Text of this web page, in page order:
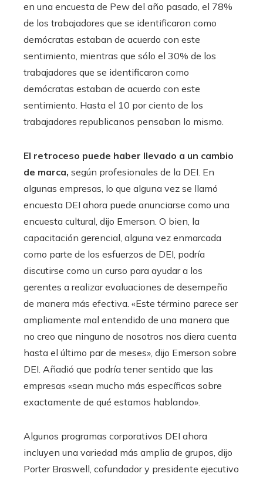
en una encuesta de Pew del año pasado, el 78%
de los trabajadores que se identificaron como
demócratas estaban de acuerdo con este
sentimiento, mientras que sólo el 30% de los
trabajadores que se identificaron como
demócratas estaban de acuerdo con este
sentimiento. Hasta el 10 por ciento de los
trabajadores republicanos pensaban lo mismo.
El retroceso puede haber llevado a un cambio
de marca, según profesionales de la DEI. En
algunas empresas, lo que alguna vez se llamó
encuesta DEI ahora puede anunciarse como una
encuesta cultural, dijo Emerson. O bien, la
capacitación gerencial, alguna vez enmarcada
como parte de los esfuerzos de DEI, podría
discutirse como un curso para ayudar a los
gerentes a realizar evaluaciones de desempeño
de manera más efectiva. «Este término parece ser
ampliamente mal entendido de una manera que
no creo que ninguno de nosotros nos diera cuenta
hasta el último par de meses», dijo Emerson sobre
DEI. Añadió que podría tener sentido que las
empresas «sean mucho más específicas sobre
exactamente de qué estamos hablando».
Algunos programas corporativos DEI ahora
incluyen una variedad más amplia de grupos, dijo
Porter Braswell, cofundador y presidente ejecutivo